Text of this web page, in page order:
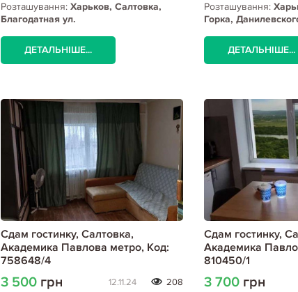
Розташування: Харьков, Салтовка,
Благодатная ул.
ДЕТАЛЬНІШЕ...
Розташування:
Горка,
ДЕТАЛЬНІШЕ...
Сдам гостинку, Салтовка,
Академика Павлова метро, Код:
758648/4
3 500 грн 12.11.24 208
Сдам гостинку,
Академика
810450/1
3 700 грн